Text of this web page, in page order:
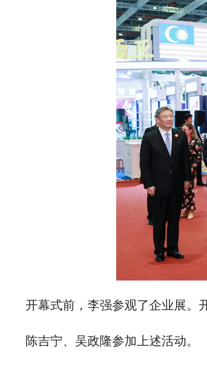
开幕式前，李强参观了企业展。
陈吉宁、吴政隆参加上述活动。